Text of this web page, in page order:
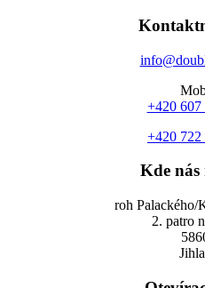
+420 607
+420 722
Kde nás
roh Palackého/
2. patro